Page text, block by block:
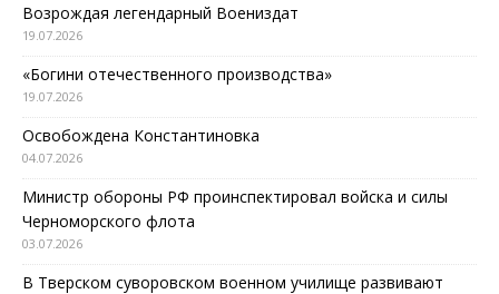
Возрождая легендарный Воениздат
19.07.2026
«Богини отечественного производства»
19.07.2026
Освобождена Константиновка
04.07.2026
Министр обороны РФ проинспектировал войска и силы
Черноморского флота
03.07.2026
В Тверском суворовском военном училище развивают